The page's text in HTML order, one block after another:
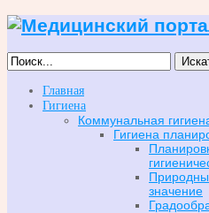
Главная
Гигиена
Коммунальная
Гигиена
значение